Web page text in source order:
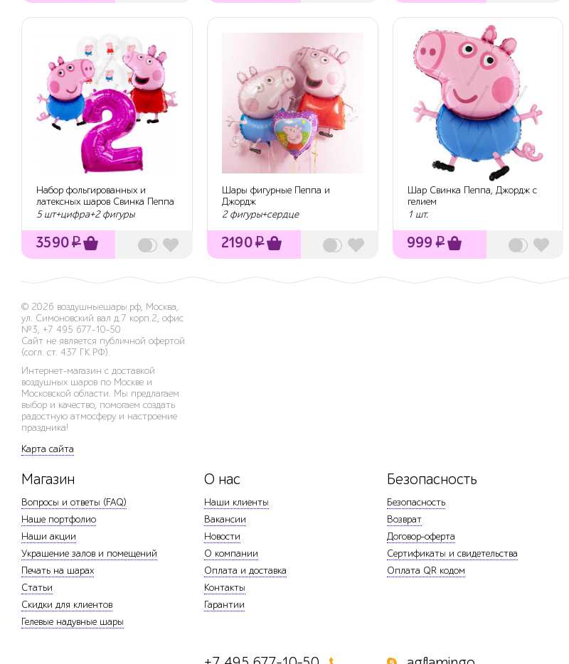
Набор фольгированных и
латексных шаров Свинка Пеппа
с гелием
5 шт+цифра+2 фигуры
3590₽
Шары фигурные Пеппа и
Джордж
2 фигуры+сердце
2190₽
Шар Свинка Пеппа, Джордж с
гелием
1 шт.
999 ₽
© 2026 воздушныешары.рф, Москва,
ул. Симоновский вал д.7 корп.2, офис
№3, +7 495 677-10-50
Сайт не является публичной офертой
(согл. ст. 437 ГК РФ).
Интернет-магазин с доставкой
воздушных шаров по Москве и
Московской области. Мы предлагаем
выбор и качество, помогаем создать
радостную атмосферу и настроение
праздника!
Карта сайта
Магазин
Вопросы и ответы (FAQ)
Наше портфолио
Наши акции
Украшение залов и помещений
Печать на шарах
Статьи
Скидки для клиентов
Гелевые надувные шары
О нас
Наши клиенты
Вакансии
Новости
О компании
Оплата и доставка
Контакты
Гарантии
Безопасность
Безопасность
Возврат
Договор-оферта
Сертификаты и свидетельства
Оплата QR кодом